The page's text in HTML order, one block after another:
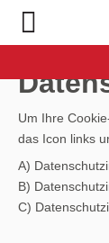
Um Ihre
das Icon links
A)
B)
C)